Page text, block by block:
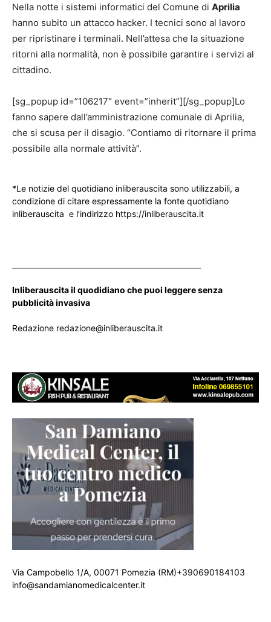
Nella notte i sistemi informatici del Comune di Aprilia
hanno subito un attacco hacker. I tecnici sono al lavoro
per ripristinare i terminali. Nell’attesa che la situazione
ritorni alla normalità, non è possibile garantire i servizi al
cittadino.
[sg_popup id=”106217″ event=”inherit”][/sg_popup]Lo
fanno sapere dall’amministrazione comunale di Aprilia,
che si scusa per il disagio. “Contiamo di ritornare il prima
possibile alla normale attività”.
*Le notizie del quotidiano inliberauscita sono utilizzabili, a
condizione di citare espressamente la fonte quotidiano
inliberauscita e l’indirizzo https://inliberauscita.it
Inliberauscita il quodidiano che puoi leggere senza
pubblicità invasiva
Redazione redazione@inliberauscita.it
Via Campobello 1/A, 00071 Pomezia (RM)+390690184103
info@sandamianomedicalcenter.it